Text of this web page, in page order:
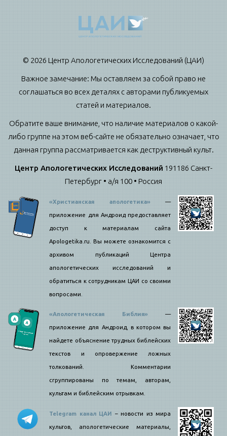
© 2026 Центр Апологетических Исследований (ЦАИ)
Важное замечание: Мы оставляем за собой право не
соглашаться во всех деталях с авторами публикуемых
статей и материалов.
Обратите ваше внимание, что наличие материалов о какой-
либо группе на этом веб-сайте не обязательно означает, что
данная группа рассматривается как деструктивный культ.
Центр Апологетических Исследований 191186 Санкт-
Петербург • а/я 100 • Россия
«Христианская апологетика»—
приложение для Андроид предоставляет
доступ к материалам сайта
Apologetika.ru. Вы можете ознакомится с
архивом публикаций Центра
апологетических исследований и
обратиться к сотрудникам ЦАИ со своими
вопросами.
«Апологетическая Библия»—
приложение для Андроид, в котором вы
найдете объяснение трудных библейских
текстов и опровержение ложных
толкований. Комментарии
сгруппированы по темам, авторам,
культам и библейским отрывкам.
Telegram канал ЦАИ – новости из мира
культов, апологетические материалы,